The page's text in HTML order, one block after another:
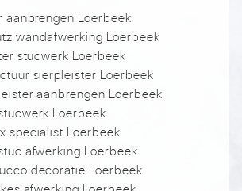
aanbrengen Loerbeek
wandafwerking Loerbeek
stucwerk Loerbeek
sierpleister Loerbeek
aanbrengen Loerbeek
Loerbeek
specialist Loerbeek
afwerking Loerbeek
decoratie Loerbeek